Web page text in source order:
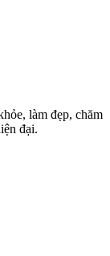
làm đẹp, chăm
đại.